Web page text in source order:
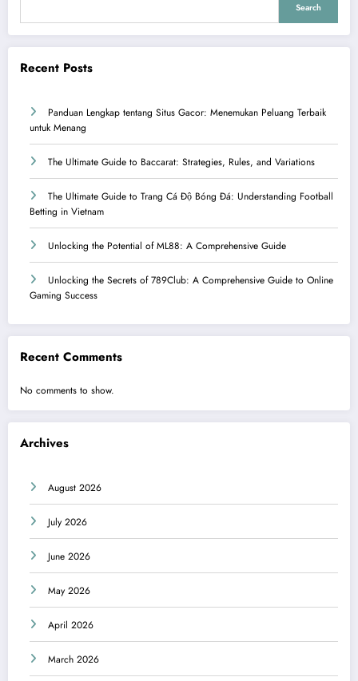
Search
Recent Posts
Panduan Lengkap tentang Situs Gacor: Menemukan Peluang Terbaik
untuk Menang
The Ultimate Guide to Baccarat: Strategies, Rules, and Variations
The Ultimate Guide to Trang Cá Độ Bóng Đá: Understanding Football
Betting in Vietnam
Unlocking the Potential of ML88: A Comprehensive Guide
Unlocking the Secrets of 789Club: A Comprehensive Guide to Online
Gaming Success
Recent Comments
No comments to show.
Archives
August 2026
July 2026
June 2026
May 2026
April 2026
March 2026